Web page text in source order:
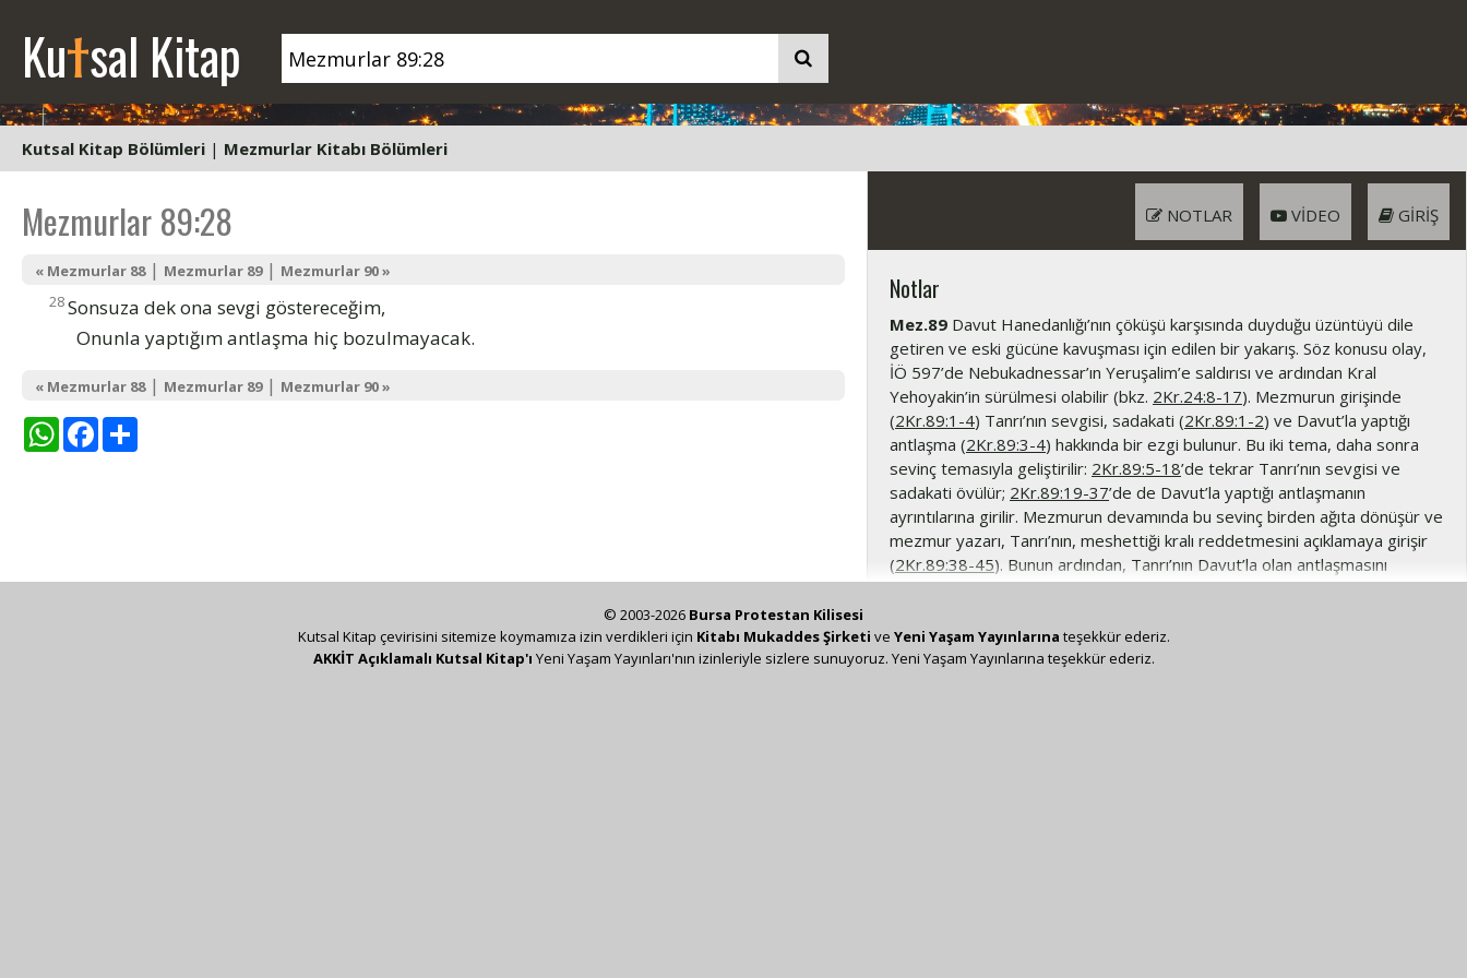
Kutsal Kitap
Kutsal Kitap Bölümleri | Mezmurlar Kitabı Bölümleri
Mezmurlar 89:28
« Mezmurlar 88| Mezmurlar 89| Mezmurlar 90 »
28Sonsuza dek ona sevgi göstereceğim,
Onunla yaptığım antlaşma hiç bozulmayacak.
« Mezmurlar 88| Mezmurlar 89| Mezmurlar 90 »
WhatsAppFacebook
GIRIŞ
VIDEO
NOTLAR
Notlar
Mez.89 Davut Hanedanlığı’nın çöküşü karşısında duyduğu üzüntüyü dile
getiren ve eski gücüne kavuşması için edilen bir yakarış. Söz konusu olay,
İÖ 597’de Nebukadnessar’ın Yeruşalim’e saldırısı ve ardından Kral
Yehoyakin’in sürülmesi olabilir (bkz. 2Kr.24:8-17). Mezmurun girişinde
(2Kr.89:1-4) Tanrı’nın sevgisi, sadakati (2Kr.89:1-2) ve Davut’la yaptığı
antlaşma (2Kr.89:3-4) hakkında bir ezgi bulunur. Bu iki tema, daha sonra
sevinç temasıyla geliştirilir: 2Kr.89:5-18’de tekrar Tanrı’nın sevgisi ve
sadakati övülür; 2Kr.89:19-37’de de Davut’la yaptığı antlaşmanın
ayrıntılarına girilir. Mezmurun devamında bu sevinç birden ağıta dönüşür ve
mezmur yazarı, Tanrı’nın, meshettiği kralı reddetmesini açıklamaya girişir
(2Kr.89:38-45). Bunun ardından, Tanrı’nın Davut’la olan antlaşmasını
anımsaması için dua eder (2Kr.89:46-51).
yaptığı ebedi antlaşma konu edilmiştir. Tanrı’nın bu vaadi, İsa Mesih’in
sonsuza dek sürecek egemenliğiyle yerine gelecektir (bkz.
© 2003-2026 Bursa Protestan Kilisesi
Kutsal Kitap çevirisini sitemize koymamıza izin verdikleri için Kitabı Mukaddes Şirketi ve Yeni Yaşam Yayınlarına teşekkür ederiz.
AKKİT Açıklamalı Kutsal Kitap'ı Yeni Yaşam Yayınları'nın izinleriyle sizlere sunuyoruz. Yeni Yaşam Yayınlarına teşekkür ederiz.